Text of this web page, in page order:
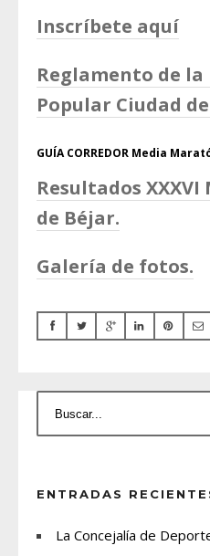
Inscríbete aquí
Reglamento de
Popular Ciudad
GUÍA CORREDOR Media
Resultados
de Béjar.
Galería de fotos.
ENTRADAS
La Concejalía de